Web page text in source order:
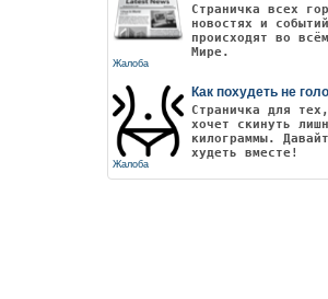
Страничка всех
новостях и
происходят во всём
Мире.
Жалоба
Как похудеть не
Страничка для
хочет скинуть
килограммы.
худеть вместе!
Жалоба